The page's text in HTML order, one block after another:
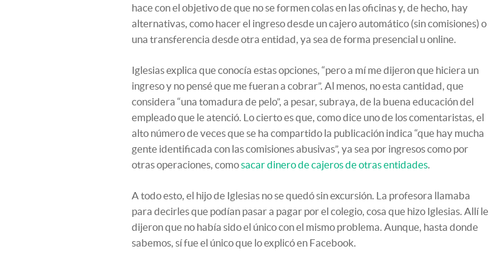
hace con el objetivo de que no se formen colas en las oficinas y, de hecho, hay
alternativas, como hacer el ingreso desde un cajero automático (sin comisiones) o
una transferencia desde otra entidad, ya sea de forma presencial u online.
Iglesias explica que conocía estas opciones, “pero a mí me dijeron que hiciera un
ingreso y no pensé que me fueran a cobrar”. Al menos, no esta cantidad, que
considera “una tomadura de pelo”, a pesar, subraya, de la buena educación del
empleado que le atenció. Lo cierto es que, como dice uno de los comentaristas, el
alto número de veces que se ha compartido la publicación indica “que hay mucha
gente identificada con las comisiones abusivas”, ya sea por ingresos como por
otras operaciones, comosacar dinero de cajeros de otras entidades.
A todo esto, el hijo de Iglesias no se quedó sin excursión. La profesora llamaba
para decirles que podían pasar a pagar por el colegio, cosa que hizo Iglesias. Allí le
dijeron que no había sido el único con el mismo problema. Aunque, hasta donde
sabemos, sí fue el único que lo explicó en Facebook.